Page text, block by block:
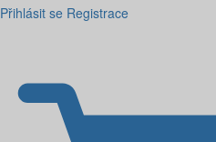
Přihlásit se Registrace